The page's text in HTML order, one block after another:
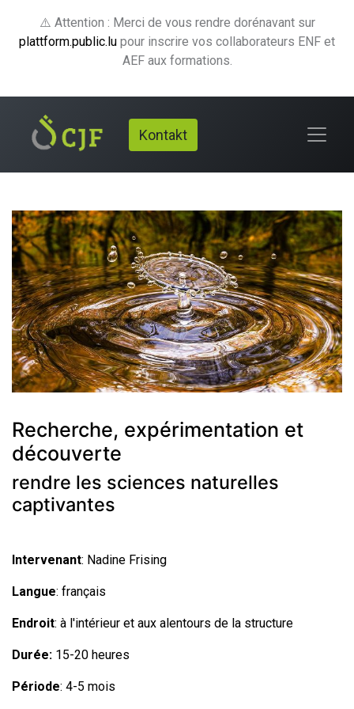
⚠️ Attention : Merci de vous rendre dorénavant sur
plattform.public.lu pour inscrire vos collaborateurs ENF et
AEF aux formations.
Kontakt
Recherche, expérimentation et
découverte
rendre les sciences naturelles
captivantes
Intervenant: Nadine Frising
Langue: français
Endroit: à l'intérieur et aux alentours de la structure
Durée: 15-20 heures
Période: 4-5 mois